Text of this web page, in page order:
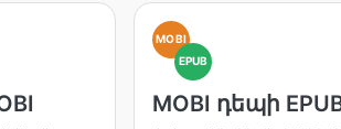
MOBI
EPUB
MOBI դեպի